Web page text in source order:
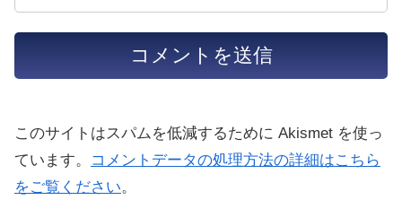
このサイトはスパムを低減するために Akismet を使っ
ています。
コメントデータの処理方法の詳細はこちら
をご覧ください。